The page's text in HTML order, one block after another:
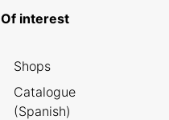
Of interest
Shops
Catalogue
(Spanish)